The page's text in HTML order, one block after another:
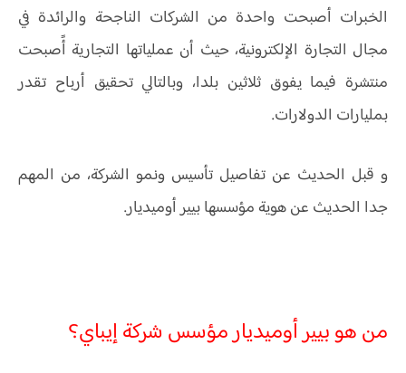
الخبرات أصبحت واحدة من الشركات الناجحة والرائدة في
مجال التجارة الإلكترونية، حيث أن عملياتها التجارية أًصبحت
منتشرة فيما يفوق ثلاثين بلدا، وبالتالي تحقيق أرباح تقدر
بمليارات الدولارات.
و قبل الحديث عن تفاصيل تأسيس ونمو الشركة، من المهم
جدا الحديث عن هوية مؤسسها بيير أوميديار.
من هو بيير أوميديار مؤسس شركة إيباي؟